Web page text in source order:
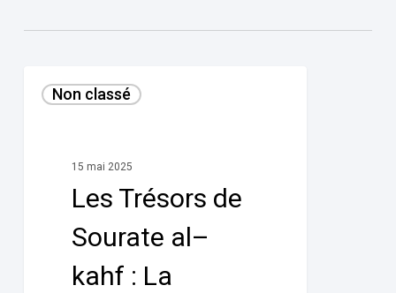
Trésors
Caverne
(épisode
Non classé
15 mai 2025
Les Trésors de
Sourate al–
kahf : La